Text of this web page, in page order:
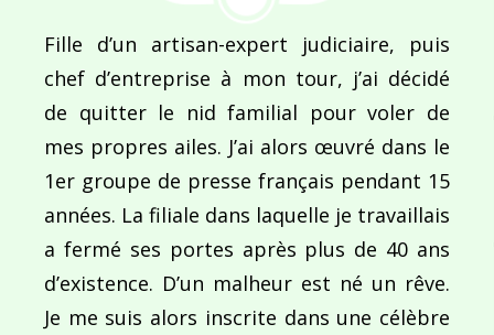
Navigation
l’article
Digital’Art
Fille d’un artisan-expert judiciaire, puis
chef d’entreprise à mon tour, j’ai décidé
de quitter le nid familial pour voler de
mes propres ailes. J’ai alors œuvré dans le
1er groupe de presse français pendant 15
années. La filiale dans laquelle je travaillais
a fermé ses portes après plus de 40 ans
d’existence. D’un malheur est né un rêve.
Je me suis alors inscrite dans une célèbre